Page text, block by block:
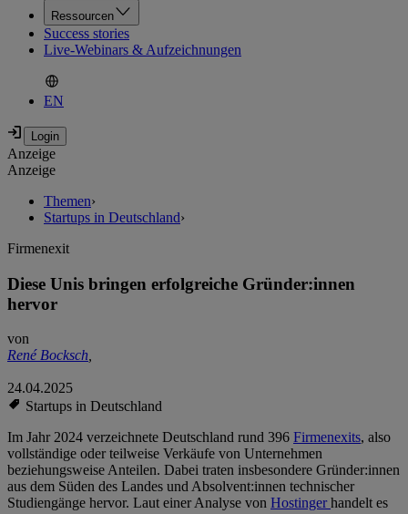
Ressourcen
Success stories
Live-Webinars & Aufzeichnungen
EN
Anzeige
Anzeige
Themen›
Startups in Deutschland›
Firmenexit
Diese Unis bringen erfolgreiche Gründer:innen
hervor
von
René Bocksch,
24.04.2025
Startups in Deutschland
Im Jahr 2024 verzeichnete Deutschland rund 396 Firmenexits, also
vollständige oder teilweise Verkäufe von Unternehmen
beziehungsweise Anteilen. Dabei traten insbesondere Gründer:innen
aus dem Süden des Landes und Absolvent:innen technischer
Studiengänge hervor. Laut einer Analyse von Hostingerhandelt es